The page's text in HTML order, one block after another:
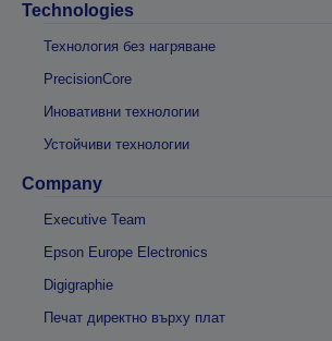
Technologies
Технология без нагряване
PrecisionCore
Иновативни технологии
Устойчиви технологии
Company
Executive Team
Epson Europe Electronics
Digigraphie
Печат директно върху плат